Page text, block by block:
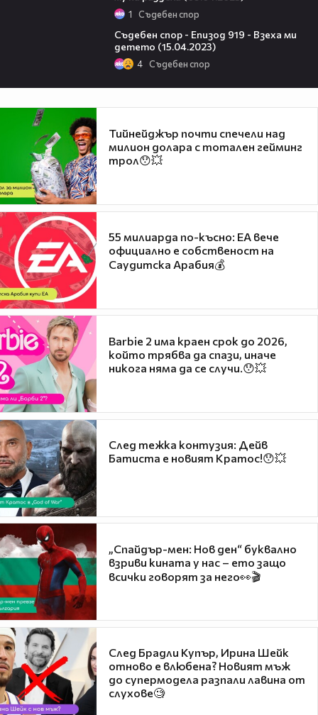
1 Съдебен спор
Съдебен спор - Епизод 919 - Взеха ми
детето (15.04.2023)
4 Съдебен спор
Тийнейджър почти спечели над
милион долара с тотален гейминг
трол😯💥
55 милиарда по-късно: EA вече
официално е собственост на
Саудитска Арабия💰
Barbie 2 има краен срок до 2026,
който трябва да спази, иначе
никога няма да се случи.😯💥
След тежка контузия: Дейв
Батиста е новият Кратос!😯💥
„Спайдър-мен: Нов ден“ буквално
взриви кината у нас – ето защо
всички говорят за него👀🎬
След Брадли Купър, Ирина Шейк
отново е влюбена? Новият мъж
до супермодела разпали лавина от
слухове🧐